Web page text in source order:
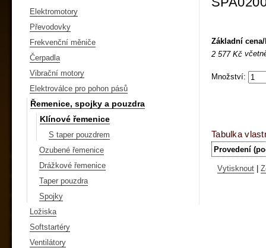
Elektromotory
Převodovky
Frekvenční měniče
Čerpadla
Vibrační motory
Elektroválce pro pohon pásů
Řemenice, spojky a pouzdra
Klínové řemenice
S taper pouzdrem
Ozubené řemenice
Drážkové řemenice
Taper pouzdra
Spojky
Ložiska
Softstartéry
Ventilátory
Základní
2 577 Kč
Množství:
Tabulka
Provedení
Vytisknout